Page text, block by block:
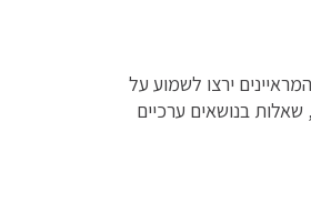
ירצו לשמוע על
בנושאים ערכיים